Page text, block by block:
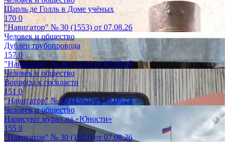
Шарль де Голль в Доме учёных
170 0
"Навигатор" № 30 (1553) от 07.08.26
Человек и общество
Дублёр трубопровода
1570
"Навигатор" № 30 (1553) от 07.08.26
Человек и общество
Вопросы к госвласти
1510
"Навигатор" № 30 (1553) от 07.08.26
Человек и общество
Нарисуют мурал на «Юности»
155 0
"Навигатор" № 30 (1553) от 07.08.26